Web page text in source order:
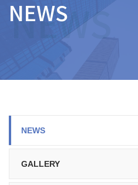
NEWS
NEWS
GALLERY